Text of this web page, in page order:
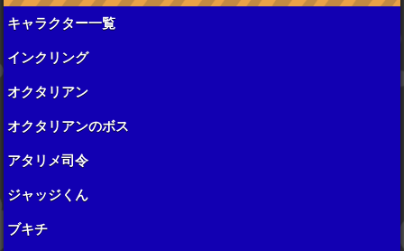
キャラクター一覧
インクリング
オクタリアン
オクタリアンのボス
アタリメ司令
ジャッジくん
ブキチ